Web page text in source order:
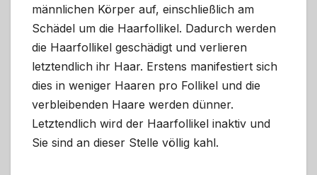
männlichen Körper auf, einschließlich am
Schädel um die Haarfollikel. Dadurch werden
die Haarfollikel geschädigt und verlieren
letztendlich ihr Haar. Erstens manifestiert sich
dies in weniger Haaren pro Follikel und die
verbleibenden Haare werden dünner.
Letztendlich wird der Haarfollikel inaktiv und
Sie sind an dieser Stelle völlig kahl.